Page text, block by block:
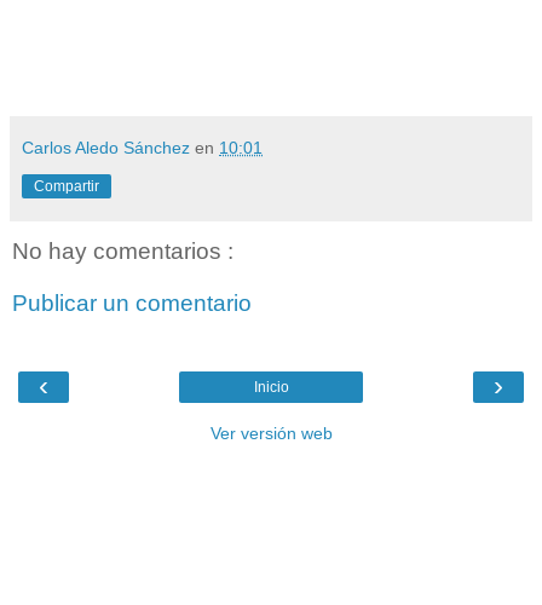
Carlos Aledo Sánchez en 10:01
Compartir
No hay comentarios :
Publicar un comentario
‹ ›
Inicio
Ver versión web